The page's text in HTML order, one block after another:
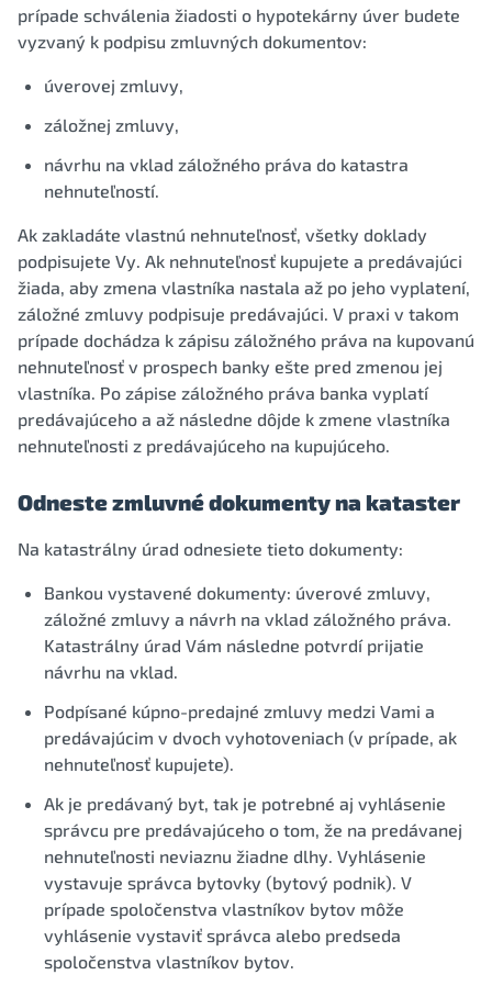
prípade schválenia žiadosti o hypotekárny úver budete
vyzvaný k podpisu zmluvných dokumentov:
úverovej zmluvy,
záložnej zmluvy,
návrhu na vklad záložného práva do katastra
nehnuteľností.
Ak zakladáte vlastnú nehnuteľnosť, všetky doklady
podpisujete Vy. Ak nehnuteľnosť kupujete a predávajúci
žiada, aby zmena vlastníka nastala až po jeho vyplatení,
záložné zmluvy podpisuje predávajúci. V praxi v takom
prípade dochádza k zápisu záložného práva na kupovanú
nehnuteľnosť v prospech banky ešte pred zmenou jej
vlastníka. Po zápise záložného práva banka vyplatí
predávajúceho a až následne dôjde k zmene vlastníka
nehnuteľnosti z predávajúceho na kupujúceho.
Odneste zmluvné dokumenty na kataster
Na katastrálny úrad odnesiete tieto dokumenty:
Bankou vystavené dokumenty: úverové zmluvy,
záložné zmluvy a návrh na vklad záložného práva.
Katastrálny úrad Vám následne potvrdí prijatie
návrhu na vklad.
Podpísané kúpno-predajné zmluvy medzi Vami a
predávajúcim v dvoch vyhotoveniach (v prípade, ak
nehnuteľnosť kupujete).
Ak je predávaný byt, tak je potrebné aj vyhlásenie
správcu pre predávajúceho o tom, že na predávanej
nehnuteľnosti neviaznu žiadne dlhy. Vyhlásenie
vystavuje správca bytovky (bytový podnik). V
prípade spoločenstva vlastníkov bytov môže
vyhlásenie vystaviť správca alebo predseda
spoločenstva vlastníkov bytov.